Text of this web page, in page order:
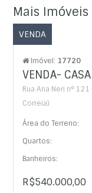
Mais Imóveis
VENDA
Imóvel: 17720
VENDA-
Rua Ana Neri n°
Correia)
Área do Terreno:
Quartos:
Banheiros:
R$540.000,00